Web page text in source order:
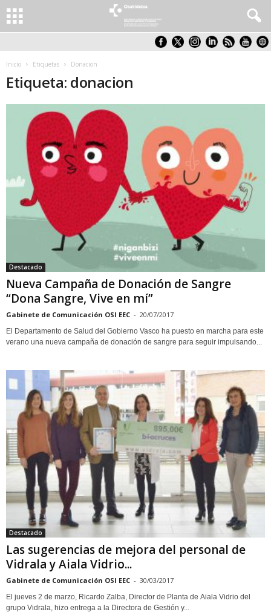
Inicio Etiquetas Donacion
Etiqueta: donacion
Destacado
Nueva Campaña de Donación de Sangre
“Dona Sangre, Vive en mí”
Gabinete de Comunicación OSI EEC - 20/07/2017
El Departamento de Salud del Gobierno Vasco ha puesto en marcha para este
verano una nueva campaña de donación de sangre para seguir impulsando...
Destacado
Las sugerencias de mejora del personal de
Vidrala y Aiala Vidrio...
Gabinete de Comunicación OSI EEC - 30/03/2017
El jueves 2 de marzo, Ricardo Zalba, Director de Planta de Aiala Vidrio del
grupo Vidrala, hizo entrega a la Directora de Gestión y...